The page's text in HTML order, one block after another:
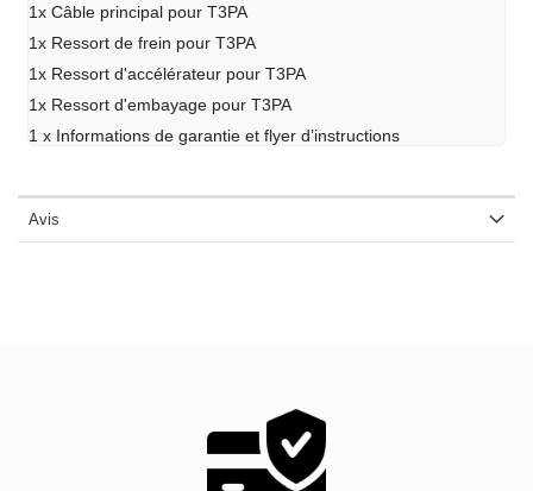
1x Câble principal pour T3PA
1x Ressort de frein pour T3PA
1x Ressort d'accélérateur pour T3PA
1x Ressort d'embayage pour T3PA
1 x Informations de garantie et flyer d’instructions
Avis